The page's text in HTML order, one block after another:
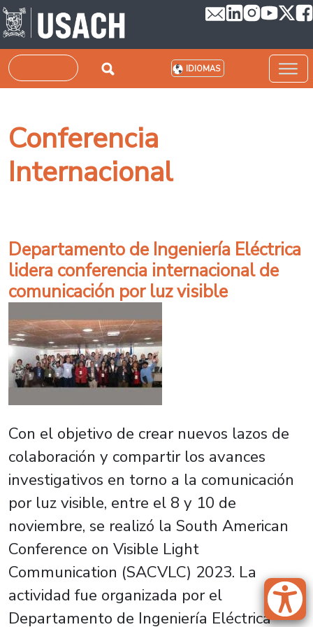
Pasar al contenido principal
Buscar IDIOMAS
Conferencia
Internacional
Departamento de Ingeniería Eléctrica
lidera conferencia internacional de
comunicación por luz visible
Con el objetivo de crear nuevos lazos de
colaboración y compartir los avances
investigativos en torno a la comunicación
por luz visible, entre el 8 y 10 de
noviembre, se realizó la South American
Conference on Visible Light
Communication (SACVLC) 2023. La
actividad fue organizada por el
Departamento de Ingeniería Eléctrica